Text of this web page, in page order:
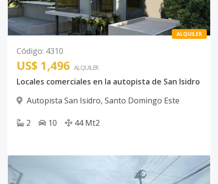
ALQUILER
Código: 4310
US$ 1,496 ALQUILER
Locales comerciales en la autopista de San Isidro
Autopista San Isidro, Santo Domingo Este
2 10 44 Mt2